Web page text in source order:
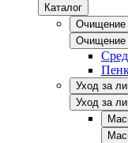
Каталог
Очищение
Очищение
Уход за
Уход за